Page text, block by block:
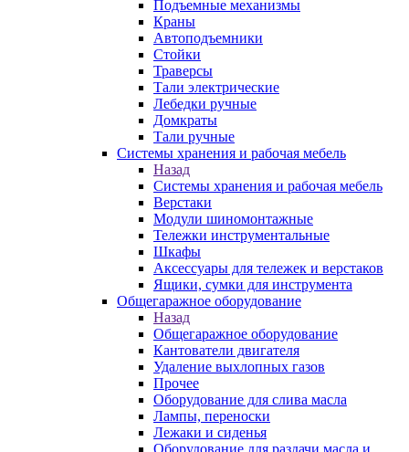
Подъемные механизмы
Краны
Автоподъемники
Стойки
Траверсы
Тали электрические
Лебедки ручные
Домкраты
Тали ручные
Системы хранения и рабочая мебель
Назад
Системы хранения и рабочая мебель
Верстаки
Модули шиномонтажные
Тележки инструментальные
Шкафы
Аксессуары для тележек и верстаков
Ящики, сумки для инструмента
Общегаражное оборудование
Назад
Общегаражное оборудование
Кантователи двигателя
Удаление выхлопных газов
Прочее
Оборудование для слива масла
Лампы, переноски
Лежаки и сиденья
Оборудование для раздачи масла и